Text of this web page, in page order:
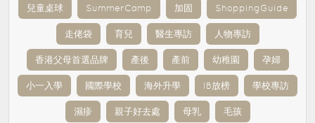
兒童桌球 SummerCamp 加固 ShoppingGuide
走佬袋 育兒 醫生專訪 人物專訪
香港父母首選品牌 產後 產前 幼稚園 孕婦
小一入學 國際學校 海外升學 IB放榜 學校專訪
濕疹 親子好去處 母乳 毛孩